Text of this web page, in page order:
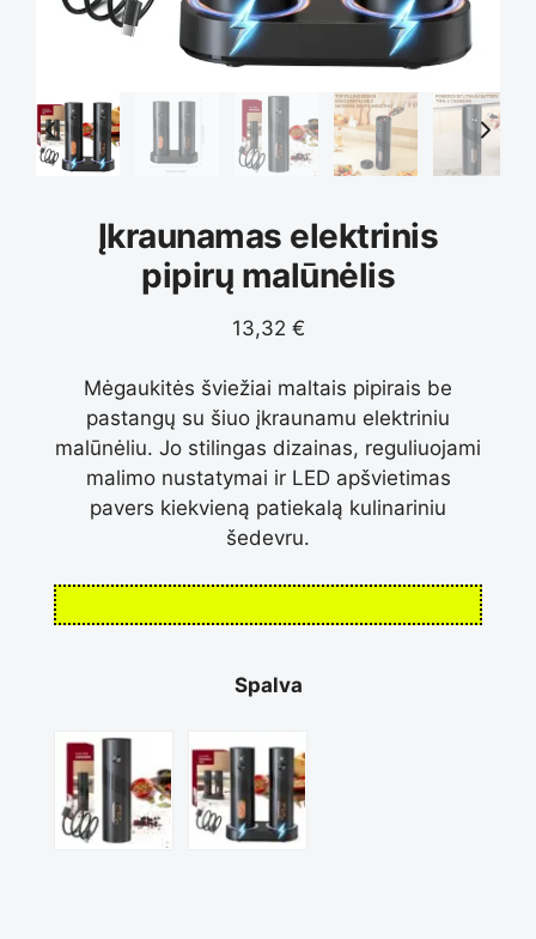
Įkraunamas elektrinis
pipirų malūnėlis
13,32 €
Mėgaukitės šviežiai maltais pipirais be
pastangų su šiuo įkraunamu elektriniu
malūnėliu. Jo stilingas dizainas, reguliuojami
malimo nustatymai ir LED apšvietimas
pavers kiekvieną patiekalą kulinariniu
šedevru.
Spalva